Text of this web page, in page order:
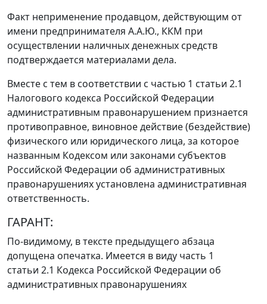
Факт неприменение продавцом, действующим от
имени предпринимателя А.А.Ю., ККМ при
осуществлении наличных денежных средств
подтверждается материалами дела.
Вместе с тем в соответствии с частью 1 статьи 2.1
Налогового кодекса Российской Федерации
административным правонарушением признается
противоправное, виновное действие (бездействие)
физического или юридического лица, за которое
названным Кодексом или законами субъектов
Российской Федерации об административных
правонарушениях установлена административная
ответственность.
ГАРАНТ:
По-видимому, в тексте предыдущего абзаца
допущена опечатка. Имеется в виду часть 1
статьи 2.1 Кодекса Российской Федерации об
административных правонарушениях